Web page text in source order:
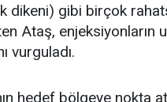
dikeni) gibi birçok
Ataş, enjeksiyonların
vurguladı.
hedef bölgeye nokta